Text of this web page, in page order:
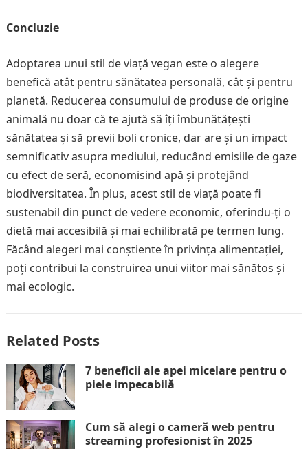
Concluzie
Adoptarea unui stil de viață vegan este o alegere
benefică atât pentru sănătatea personală, cât și pentru
planetă. Reducerea consumului de produse de origine
animală nu doar că te ajută să îți îmbunătățești
sănătatea și să previi boli cronice, dar are și un impact
semnificativ asupra mediului, reducând emisiile de gaze
cu efect de seră, economisind apă și protejând
biodiversitatea. În plus, acest stil de viață poate fi
sustenabil din punct de vedere economic, oferindu-ți o
dietă mai accesibilă și mai echilibrată pe termen lung.
Făcând alegeri mai conștiente în privința alimentației,
poți contribui la construirea unui viitor mai sănătos și
mai ecologic.
Related Posts
7 beneficii ale apei micelare pentru o
piele impecabilă
Cum să alegi o cameră web pentru
streaming profesionist în 2025